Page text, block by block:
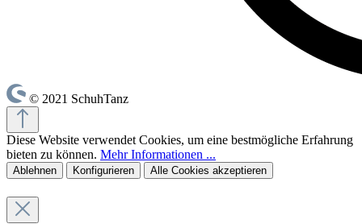
© 2021 SchuhTanz
Diese Website verwendet Cookies, um eine bestmögliche Erfahrung
bieten zu können. Mehr Informationen ...
Ablehnen Konfigurieren Alle Cookies akzeptieren